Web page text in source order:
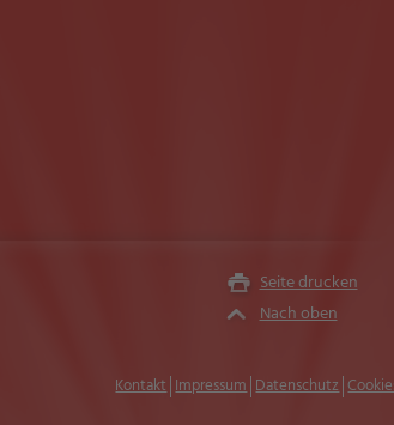
Seite drucken
Nach oben
Kontakt Impressum Datenschutz